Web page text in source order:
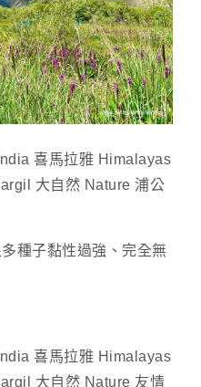
種子黏性過強、完全無